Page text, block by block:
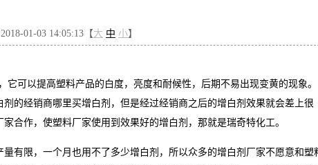
01-03 14:05:13【大 中 小】
可以提高塑料产品的白度，亮度和耐候性，后期不易出现变黄的现象。
的经销商哪里买增白剂，但是经过经销商之后的增白剂效果就会差上很
合作，使塑料厂家使用到效果好的增白剂，那就是瑞奇特化工。
有限，一个月也用不了多少增白剂，所以众多的增白剂厂家不愿意和塑